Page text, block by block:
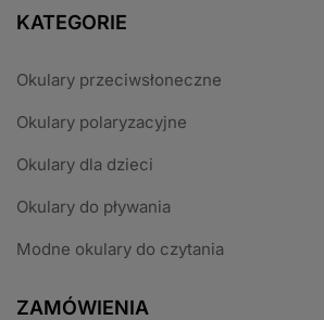
KATEGORIE
Okulary przeciwsłoneczne
Okulary polaryzacyjne
Okulary dla dzieci
Okulary do pływania
Modne okulary do czytania
ZAMÓWIENIA